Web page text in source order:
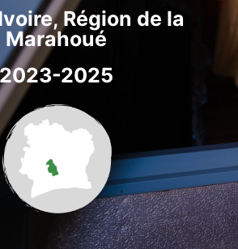
Région de la
Marahoué
2023-2025